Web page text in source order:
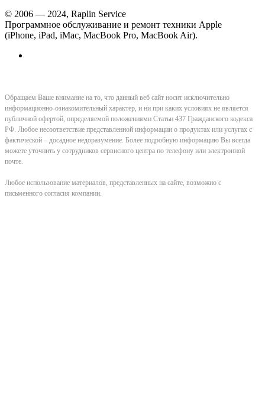
© 2006 — 2024, Raplin Service
Программное обслуживание и ремонт техники Apple
(iPhone, iPad, iMac, MacBook Pro, MacBook Air).
Обращаем Ваше внимание на то, что данный веб сайт носит исключительно
информационно-ознакомительный характер, и ни при каких условиях не является
публичной офертой, определяемой положениями Статьи 437 Гражданского кодекса
РФ. Любое несоответствие представленной информации о продуктах или услугах с
фактической – досадное недоразумение. Более подробную информацию Вы всегда
можете уточнить у сотрудников сервисного центра по телефону или электронной
почте.
Любое использование материалов, представленных на сайте, возможно с
письменного согласия компании.